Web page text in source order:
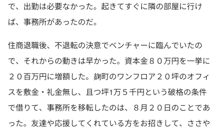
で、出勤は必要なかった。起きてすぐに隣の部屋に行け
ば、事務所があったのだ。
住商退職後、不退転の決意でベンチャーに臨んでいたの
で、それからの動きは早かった。資本金８０万円を一挙に
２０百万円に増額した。麹町のワンフロア２０坪のオフィ
スを敷金・礼金無し、且つ坪1万５千円という破格の条件
で借りて、事務所を移転したのは、８月２０日のことであ
った。友達や応援してくれている方をお招きして、ささや